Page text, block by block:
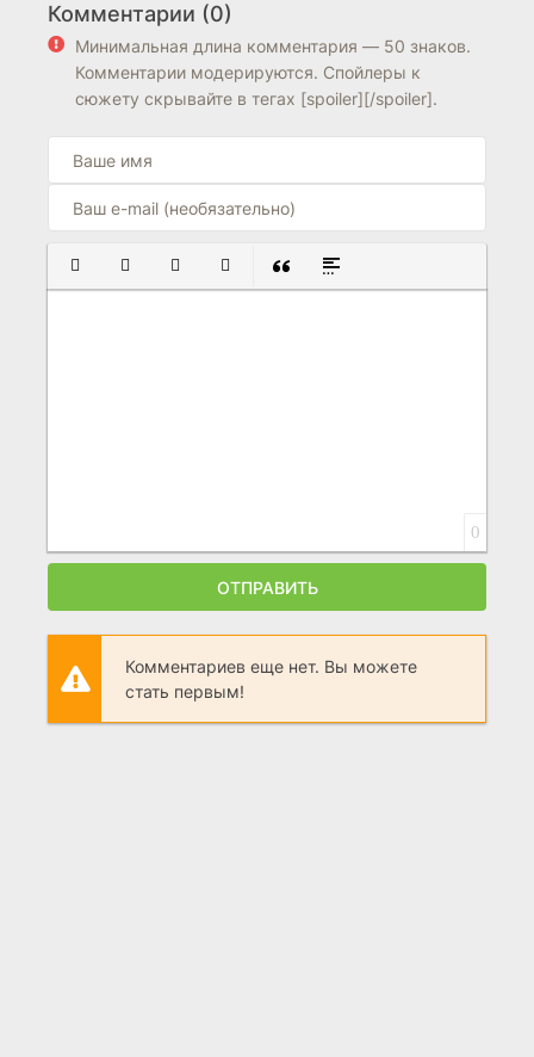
6.2 6.5
Комментарии (0)
Минимальная длина комментария — 50 знаков.
Комментарии модерируются. Спойлеры к
сюжету скрывайте в тегах [spoiler][/spoiler].
ПОЛУЖИРНЫЙ
КУРСИВПОДЧЕРКНУТЫЙ
ЗАЧЕРКНУТЫЙ
ВСТАВКА ЦИТАТЫ
ВСТАВКА СПОЙЛЕРА
0
ОТПРАВИТЬ
Комментариев еще нет. Вы можете
стать первым!